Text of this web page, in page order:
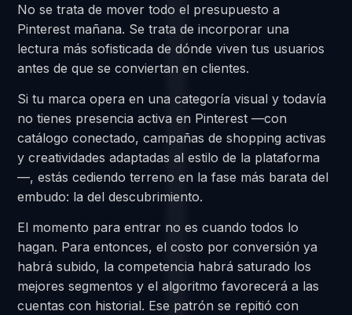
No se trata de mover todo el presupuesto a
Pinterest mañana. Se trata de incorporar una
lectura más sofisticada de dónde viven tus usuarios
antes de que se conviertan en clientes.
Si tu marca opera en una categoría visual y todavía
no tienes presencia activa en Pinterest —con
catálogo conectado, campañas de shopping activas
y creatividades adaptadas al estilo de la plataforma
—, estás cediendo terreno en la fase más barata del
embudo: la del descubrimiento.
El momento para entrar no es cuando todos lo
hagan. Para entonces, el costo por conversión ya
habrá subido, la competencia habrá saturado los
mejores segmentos y el algoritmo favorecerá a las
cuentas con historial. Ese patrón se repitió con